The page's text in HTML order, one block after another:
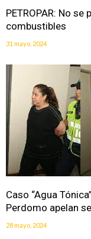
PETROPAR: No
combustibles
31 mayo, 2024
Caso “Agua
Perdomo apelan
28 mayo, 2024